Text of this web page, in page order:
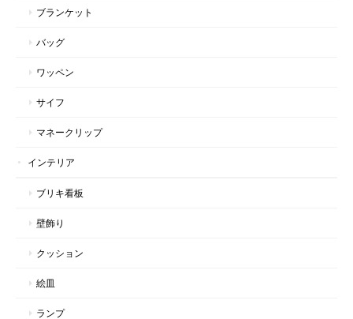
ブランケット
バッグ
ワッペン
サイフ
マネークリップ
インテリア
ブリキ看板
壁飾り
クッション
絵皿
ランプ